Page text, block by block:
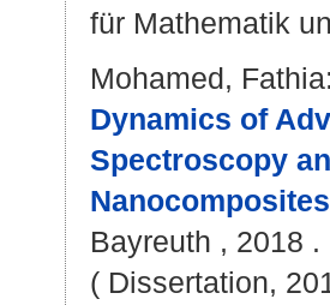
für Mathematik
Mohamed, Fathia
Dynamics of
Spectroscopy
Bayreuth , 2018 .
( Dissertation,